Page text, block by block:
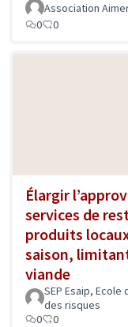
Association
0
0
Élargir
services de
produits
saison,
viande
SEP Esaip,
des risques
0
0